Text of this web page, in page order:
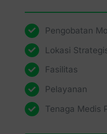
Pengobatan
Lokasi
Fasilitas
Pelayanan
Tenaga Medis